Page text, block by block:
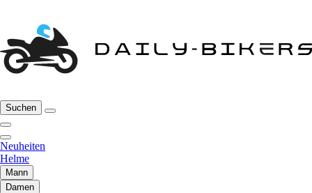
Suchen
Neuheiten
Helme
Mann
Damen